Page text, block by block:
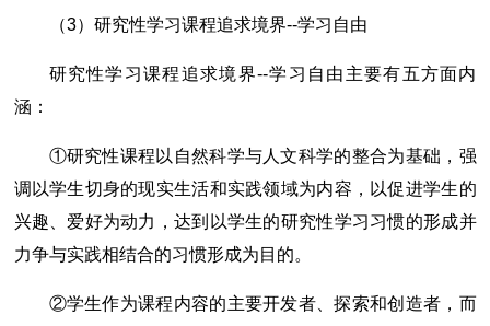
（3）研究性学习课程追求境界--学习自由
研究性学习课程追求境界--学习自由主要有五方面内
涵：
①研究性课程以自然科学与人文科学的整合为基础，强
调以学生切身的现实生活和实践领域为内容，以促进学生的
兴趣、爱好为动力，达到以学生的研究性学习习惯的形成并
力争与实践相结合的习惯形成为目的。
②学生作为课程内容的主要开发者、探索和创造者，而